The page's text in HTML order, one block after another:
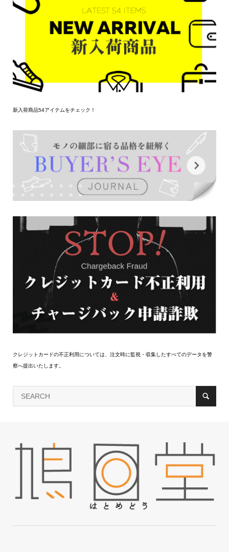
新入荷商品54アイテムをチェック！
クレジットカードの不正利用については、注文時に監視・収集したすべてのデータを警
察へ提出いたします。